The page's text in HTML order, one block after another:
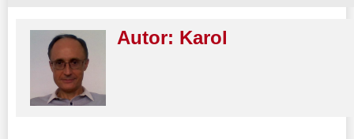
Autor: Karol